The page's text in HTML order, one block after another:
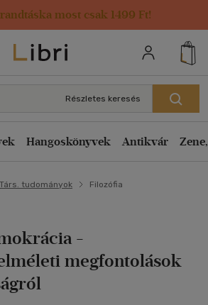
most csak 1499 Ft!
Kártya adatai
Részletes keresés
Hangoskönyvek Antikvár
Társ. tudományok Filozófia
-
megfontolások